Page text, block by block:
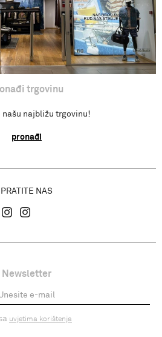
se nalazimo?
trgovinu
našu najbližu trgovinu!
pronađi
PRATITE NAS
Newsletter
uvjetima korištenja